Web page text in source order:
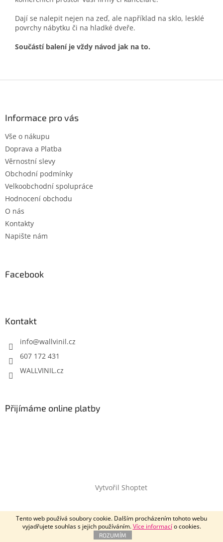
Tento web používá soubory cookie. Dalším procházením tohoto webu
vyjadřujete souhlas s jejich používáním.Více informacío cookies.
ROZUMÍM
Dají se nalepit nejen na zeď, ale například na sklo, lesklé
povrchy nábytku či na hladké dveře.
Součástí balení je vždy návod jak na to.
Informace pro vás
Vše o nákupu
Doprava a Platba
Věrnostní slevy
Obchodní podmínky
Velkoobchodní spolupráce
Hodnocení obchodu
O nás
Kontakty
Napište nám
Facebook
Kontakt
info@wallvinil.cz
607 172 431
WALLVINIL.cz
Přijímáme online platby
Vytvořil Shoptet
Copyright 2026Wallvinil.cz. Všechna práva vyhrazena.